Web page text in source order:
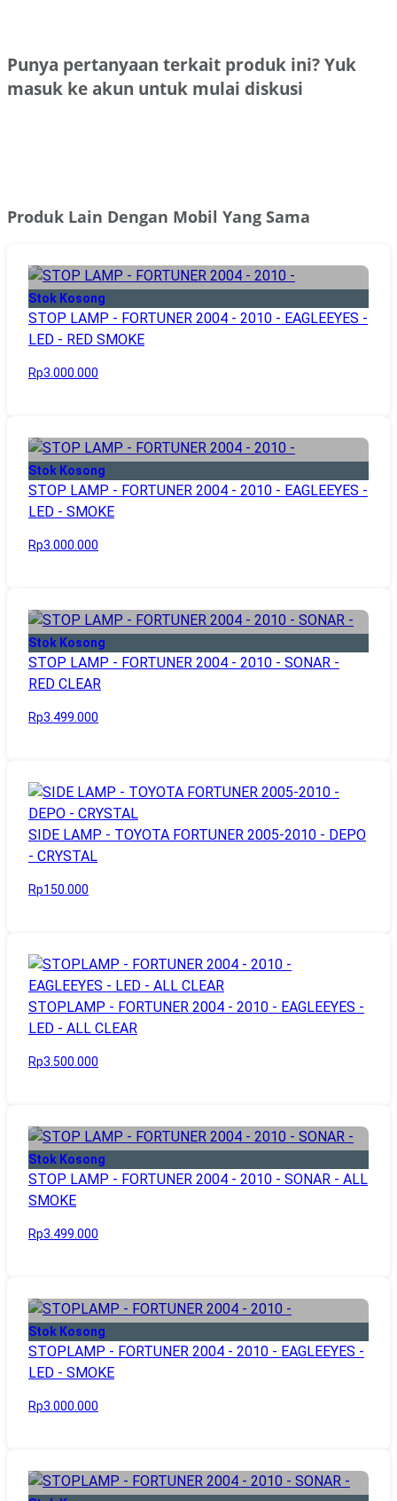
Punya pertanyaan terkait produk ini? Yuk
masuk ke akun untuk mulai diskusi
Produk Lain Dengan Mobil Yang Sama
Stok Kosong
STOP LAMP - FORTUNER 2004 - 2010 - EAGLEEYES -
LED - RED SMOKE
Rp3.000.000
Stok Kosong
STOP LAMP - FORTUNER 2004 - 2010 - EAGLEEYES -
LED - SMOKE
Rp3.000.000
Stok Kosong
STOP LAMP - FORTUNER 2004 - 2010 - SONAR -
RED CLEAR
Rp3.499.000
SIDE LAMP - TOYOTA FORTUNER 2005-2010 - DEPO
- CRYSTAL
Rp150.000
STOPLAMP - FORTUNER 2004 - 2010 - EAGLEEYES -
LED - ALL CLEAR
Rp3.500.000
Stok Kosong
STOP LAMP - FORTUNER 2004 - 2010 - SONAR - ALL
SMOKE
Rp3.499.000
Stok Kosong
STOPLAMP - FORTUNER 2004 - 2010 - EAGLEEYES -
LED - SMOKE
Rp3.000.000